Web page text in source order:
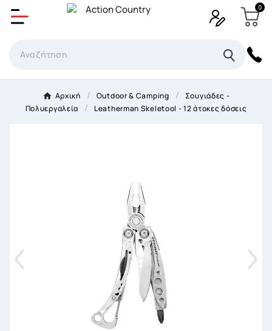
0
Αρχική Outdoor & Camping
Σουγιάδες -
Πολυεργαλεία
Leatherman Skeletool - 12 άτοκες δόσεις
Δημιουργία λίστα επιθυμητών
×
Όνομα Λίστα επιθυμιτών
Ακύρωση Δημιουργία λίστα επιθυμητών